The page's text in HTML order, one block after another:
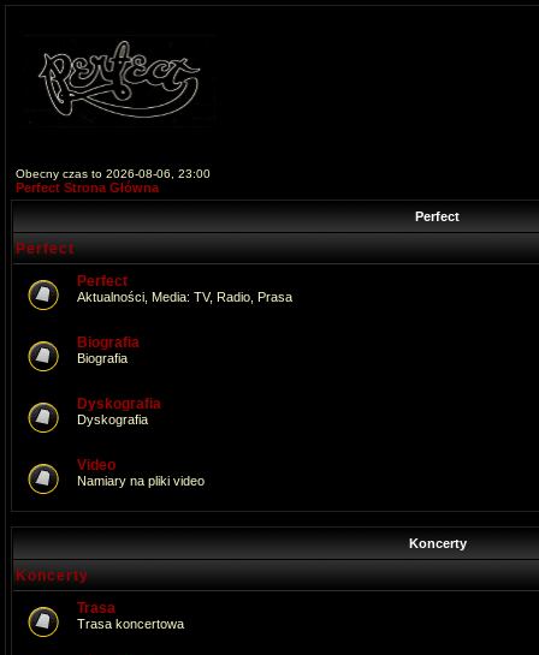
Obecny czas to 2026-08-06, 23:00
Perfect Strona Główna
Perfect
Perfect
Perfect
Aktualności, Media: TV, Radio, Prasa
Biografia
Biografia
Dyskografia
Dyskografia
Video
Namiary na pliki video
Koncerty
Koncerty
Trasa
Trasa koncertowa